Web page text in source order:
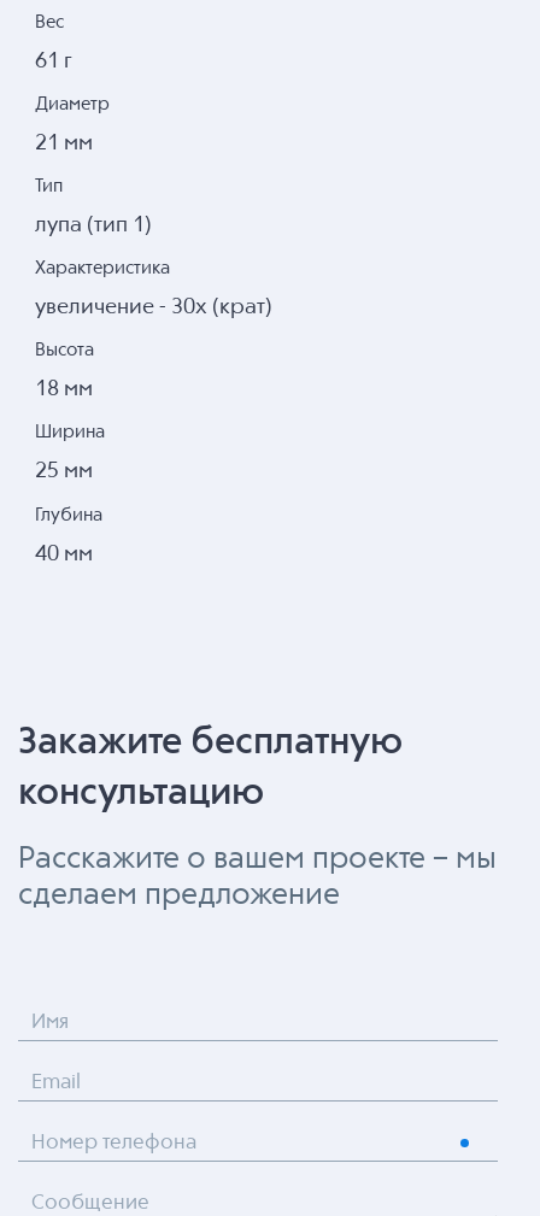
Вес
61 г
Диаметр
21 мм
Тип
лупа (тип 1)
Характеристика
увеличение - 30x (крат)
Высота
18 мм
Ширина
25 мм
Глубина
40 мм
Закажите бесплатную
консультацию
Расскажите о вашем проекте – мы
сделаем предложение
Имя
Email
Номер телефона
Сообщение